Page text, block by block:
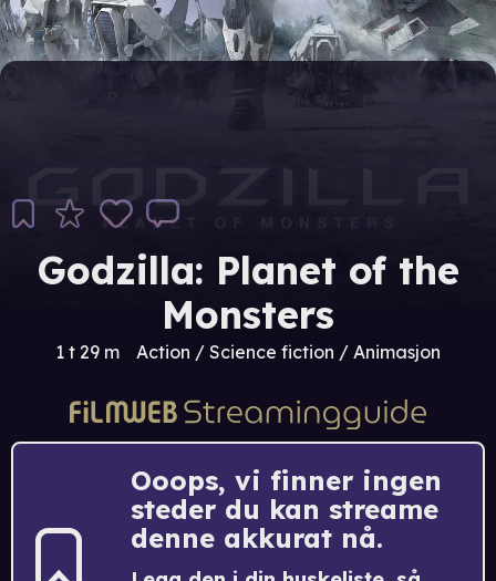
Godzilla: Planet of the
Monsters
1 t 29 m Action / Science fiction / Animasjon
Ooops, vi finner ingen
steder du kan streame
denne akkurat nå.